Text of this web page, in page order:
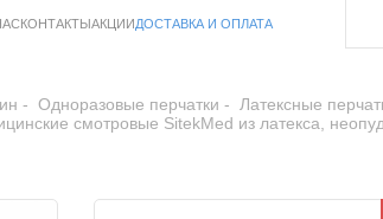
КОНТАКТЫАКЦИИДОСТАВКА И ОПЛАТА
Одноразовые перчатки
Латексные
смотровые SitekMed из латекса,